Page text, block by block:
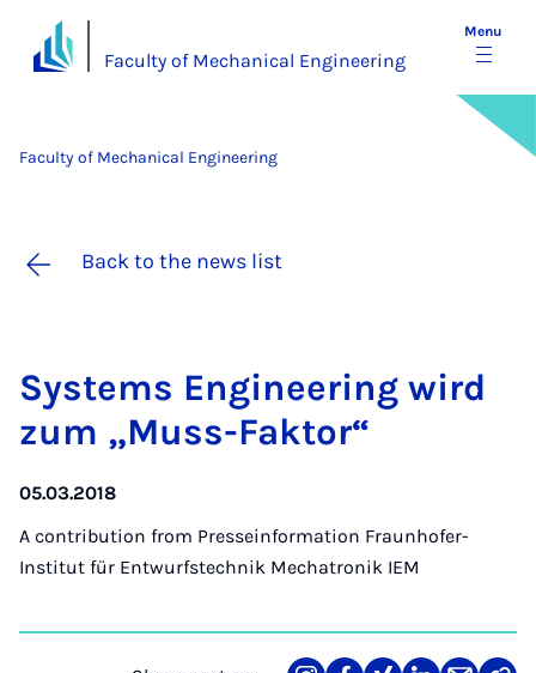
Faculty of Mechanical Engineering
Menu
Faculty of Mechanical Engineering
Back to the news list
Sys­tems En­gin­eer­ing wird
zum „Muss-Fak­t­or“
05.03.2018
A contribution from Presseinformation Fraunhofer-
Institut für Entwurfstechnik Mechatronik IEM